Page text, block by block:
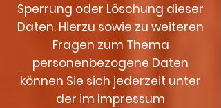
Sperrung oder Löschung dieser
Daten. Hierzu sowie zu weiteren
Fragen zum Thema
personenbezogene Daten
können Sie sich jederzeit unter
der im Impressum